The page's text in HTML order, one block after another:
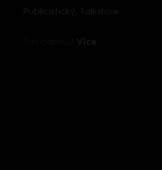
Publicistický Talkshow
Více